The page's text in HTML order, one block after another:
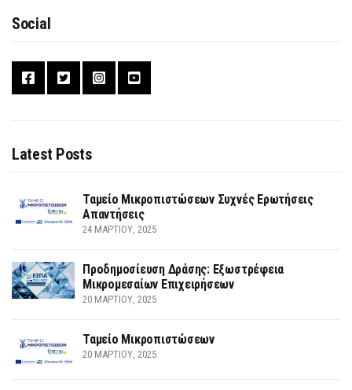
Social
Latest Posts
Ταμείο Μικροπιστώσεων Συχνές Ερωτήσεις
Απαντήσεις
24 ΜΑΡΤΊΟΥ, 2025
Προδημοσίευση Δράσης: Εξωστρέφεια
Μικρομεσαίων Επιχειρήσεων
20 ΜΑΡΤΊΟΥ, 2025
Ταμείο Μικροπιστώσεων
20 ΜΑΡΤΊΟΥ, 2025